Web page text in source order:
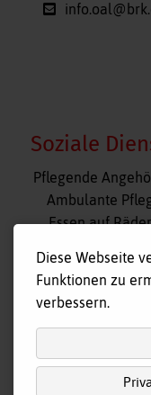
Soziale
Pflegende
Ambulante
Essen auf
Tagespflege
Hausnotruf
Diese Webseite
Funktionen zu
verbessern.